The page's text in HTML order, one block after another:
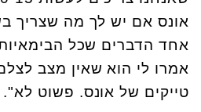
אונס אם יש לך מה שצריך
אחד הדברים שכל
אמרו לי הוא שאין מצב
טייקים של אונס. פשוט לא".